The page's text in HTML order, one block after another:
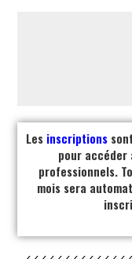
Les inscriptions
pour accéder
professionnels.
mois sera